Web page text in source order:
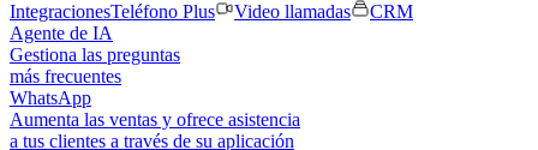
IntegracionesTeléfono Plus Video llamadas
CRM
Agente de IA
Gestiona las preguntas
más frecuentes
WhatsApp
Aumenta las ventas y ofrece asistencia
a tus clientes a través de su aplicación